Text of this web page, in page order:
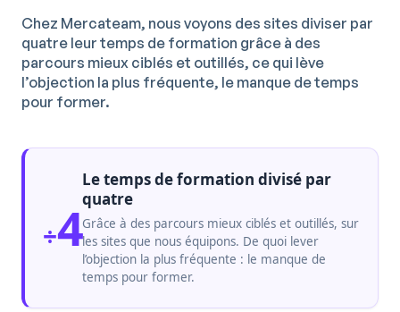
Chez Mercateam, nous voyons des sites diviser par
quatre leur temps de formation grâce à des
parcours mieux ciblés et outillés, ce qui lève
l’objection la plus fréquente, le manque de temps
pour former.
÷4
Le temps de formation divisé par
quatre
Grâce à des parcours mieux ciblés et outillés, sur
les sites que nous équipons. De quoi lever
l’objection la plus fréquente : le manque de
temps pour former.